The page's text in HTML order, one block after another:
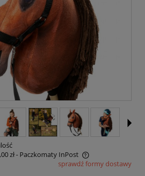
zł- Paczkomaty InPost
kosztów płatności
sprawdź formy dostawy